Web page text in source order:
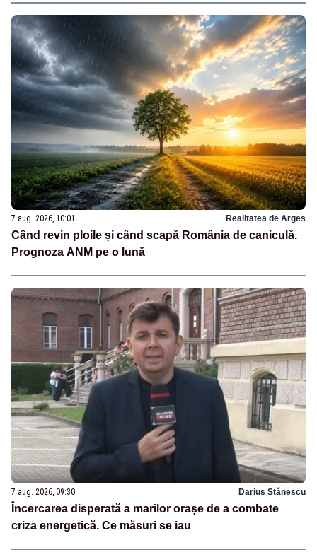
7 aug. 2026, 10:01 Realitatea de Arges
Când revin ploile și când scapă România de caniculă.
Prognoza ANM pe o lună
7 aug. 2026, 09:30 Darius Stănescu
Încercarea disperată a marilor orașe de a combate
criza energetică. Ce măsuri se iau